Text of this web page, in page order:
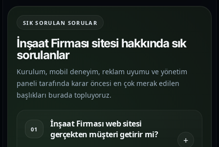
SIK SORULAN SORULAR
İnşaat Firması sitesi hakkında sık
sorulanlar
Kurulum, mobil deneyim, reklam uyumu ve yönetim
paneli tarafında karar öncesi en çok merak edilen
başlıkları burada topluyoruz.
01
İnşaat Firması web sitesi
gerçekten müşteri getirir mi?